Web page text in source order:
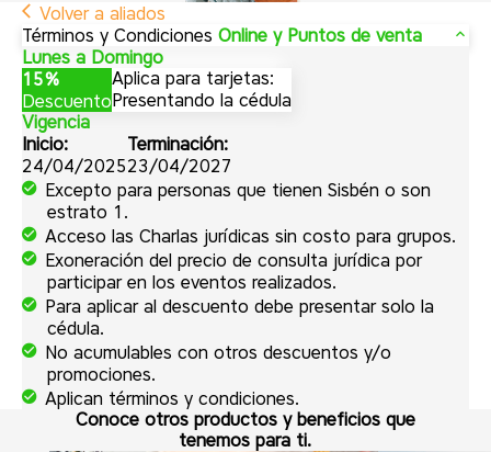
Volver a aliados
Términos y CondicionesOnline y Puntos de venta
Lunes a Domingo
15%
Descuento
Aplica para tarjetas:
Presentando la cédula
Vigencia
Inicio:
24/04/2025
Terminación:
23/04/2027
Excepto para personas que tienen Sisbén o son
estrato 1.
Acceso las Charlas jurídicas sin costo para grupos.
Exoneración del precio de consulta jurídica por
participar en los eventos realizados.
Para aplicar al descuento debe presentar solo la
cédula.
No acumulables con otros descuentos y/o
promociones.
Aplican términos y condiciones.
Conoce otros productos y beneficios que
tenemos para ti.